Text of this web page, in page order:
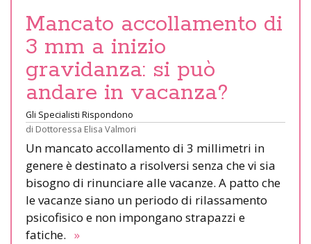
Mancato accollamento di
3 mm a inizio
gravidanza: si può
andare in vacanza?
Gli Specialisti Rispondono
di Dottoressa Elisa Valmori
Un mancato accollamento di 3 millimetri in
genere è destinato a risolversi senza che vi sia
bisogno di rinunciare alle vacanze. A patto che
le vacanze siano un periodo di rilassamento
psicofisico e non impongano strapazzi e
fatiche. »